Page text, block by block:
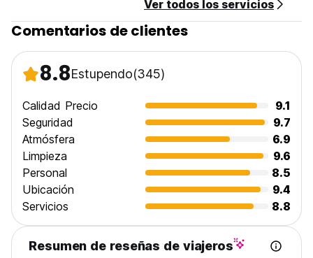
Ver todos los servicios
Comentarios de clientes
8.8Estupendo(345)
Calidad Precio
9.1
Seguridad
9.7
Atmósfera
6.9
Limpieza
9.6
Personal
8.5
Ubicación
9.4
Servicios
8.8
Resumen de reseñas de viajeros